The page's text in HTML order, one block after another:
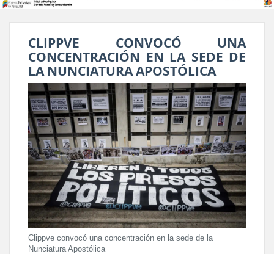
CLIPPVE CONVOCÓ UNA
CONCENTRACIÓN EN LA SEDE DE
LA NUNCIATURA APOSTÓLICA
Clippve convocó una concentración en la sede de la
Nunciatura Apostólica